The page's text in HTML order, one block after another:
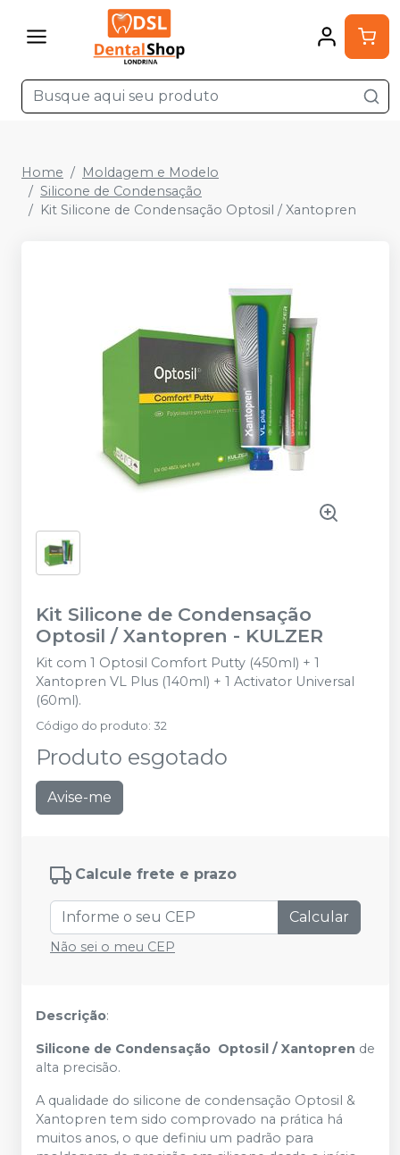
Home
Moldagem e Modelo
Silicone de Condensação
Kit Silicone de Condensação Optosil / Xantopren
Kit Silicone de Condensação
Optosil / Xantopren - KULZER
Kit com 1 Optosil Comfort Putty (450ml) + 1
Xantopren VL Plus (140ml) + 1 Activator Universal
(60ml).
Código do produto: 32
Produto esgotado
Avise-me
Calcule frete e prazo
Calcular
Não sei o meu CEP
Descrição:
Silicone de Condensação Optosil / Xantopren de
alta precisão.
A qualidade do silicone de condensação Optosil &
Xantopren tem sido comprovado na prática há
muitos anos, o que definiu um padrão para